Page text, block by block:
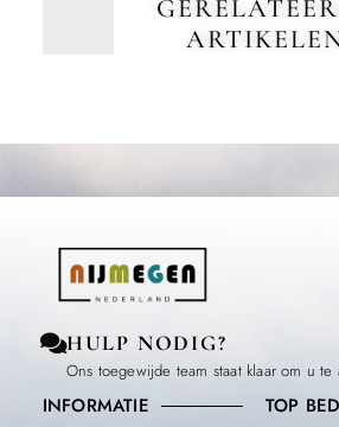
HULP NODIG?
Ons toegewijde team staat klaar om u te
INFORMATIE TOP